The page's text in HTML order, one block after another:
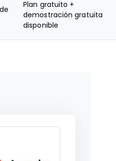
Plan gratuito +
demostración gratuita
disponible